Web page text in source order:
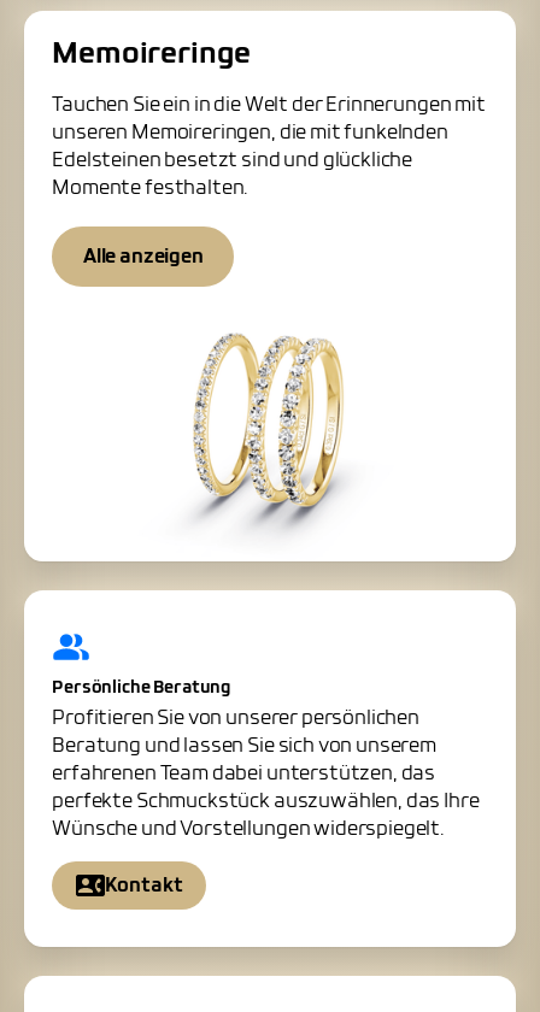
Memoireringe
Tauchen Sie ein in die Welt der Erinnerungen mit
unseren Memoireringen, die mit funkelnden
Edelsteinen besetzt sind und glückliche
Momente festhalten.
Alle anzeigen
Persönliche Beratung
Profitieren Sie von unserer persönlichen
Beratung und lassen Sie sich von unserem
erfahrenen Team dabei unterstützen, das
perfekte Schmuckstück auszuwählen, das Ihre
Wünsche und Vorstellungen widerspiegelt.
Kontakt